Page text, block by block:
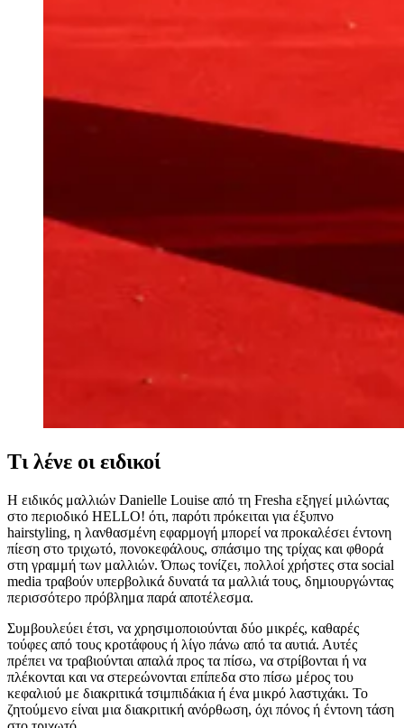
Τι λένε οι ειδικοί
Η ειδικός μαλλιών Danielle Louise από τη Fresha εξηγεί μιλώντας
στο περιοδικό HELLO! ότι, παρότι πρόκειται για έξυπνο
hairstyling, η λανθασμένη εφαρμογή μπορεί να προκαλέσει έντονη
πίεση στο τριχωτό, πονοκεφάλους, σπάσιμο της τρίχας και φθορά
στη γραμμή των μαλλιών. Όπως τονίζει, πολλοί χρήστες στα social
media τραβούν υπερβολικά δυνατά τα μαλλιά τους, δημιουργώντας
περισσότερο πρόβλημα παρά αποτέλεσμα.
Συμβουλεύει έτσι, να χρησιμοποιούνται δύο μικρές, καθαρές
τούφες από τους κροτάφους ή λίγο πάνω από τα αυτιά. Αυτές
πρέπει να τραβιούνται απαλά προς τα πίσω, να στρίβονται ή να
πλέκονται και να στερεώνονται επίπεδα στο πίσω μέρος του
κεφαλιού με διακριτικά τσιμπιδάκια ή ένα μικρό λαστιχάκι. Το
ζητούμενο είναι μια διακριτική ανόρθωση, όχι πόνος ή έντονη τάση